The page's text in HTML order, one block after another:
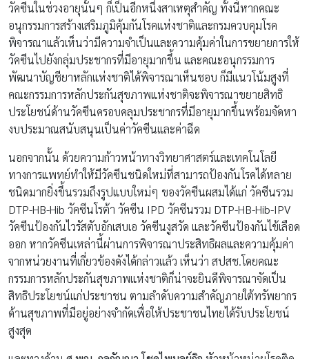
วัคซีนในช่วงอายุนั้นๆ ก็เป็นอีกหนึ่งสาเหตุสำคัญ ทั้งนี้หากคณะ
อนุกรรมการสร้างเสริมภูมิคุ้มกันโรคแห่งชาติและกรมควบคุมโรค
พิจารณาแล้วเห็นว่ามีความจำเป็นและความคุ้มค่าในการขยายการให้
วัคซีนไปยังกลุ่มประชากรที่มีอายุมากขึ้น และคณะอนุกรรมการ
พัฒนาบัญชียาหลักแห่งชาติได้พิจารณาเห็นชอบ ก็มีแนวโน้มสูงที่
คณะกรรมการหลักประกันสุขภาพแห่งชาติจะพิจารณาขยายสิทธิ
ประโยชน์ด้านวัคซีนครอบคลุมประชากรที่มีอายุมากขึ้นพร้อมจัดหา
งบประมาณสนับสนุนเป็นค่าวัคซีนและค่าฉีด
นอกจากนั้น ด้วยความก้าวหน้าทางวิทยาศาสตร์และเทคโนโลยี
ทางการแพทย์ทำให้มีวัคซีนชนิดใหม่ที่สามารถป้องกันโรคได้หลาย
ชนิดมากยิ่งขึ้นรวมถึงรูปแบบใหม่ๆ ของวัคซีนผสมได้แก่ วัคซีนรวม
DTP-HB-Hib วัคซีนโรต้า วัคซีน IPD วัคซีนรวม DTP-HB-Hib-IPV
วัคซีนป้องกันไวรัสตับอักเสบเอ วัคซีนงูสวัด และวัคซีนป้องกันไข้เลือด
ออก หากวัคซีนเหล่านี้ผ่านการพิจารณาประสิทธิผลและความคุ้มค่า
จากหน่วยงานที่เกี่ยวข้องดังได้กล่าวแล้ว เห็นว่า สปสช.โดยคณะ
กรรมการหลักประกันสุขภาพแห่งชาติก็น่าจะยินดีพิจารณาจัดเป็น
สิทธิประโยชน์แก่ประชาชน ตามลำดับความสำคัญภายใต้ทรัพยากร
ด้านสุขภาพที่มีอยู่อย่างจำกัดเพื่อให้ประชาชนไทยได้รับประโยชน์
สูงสุด